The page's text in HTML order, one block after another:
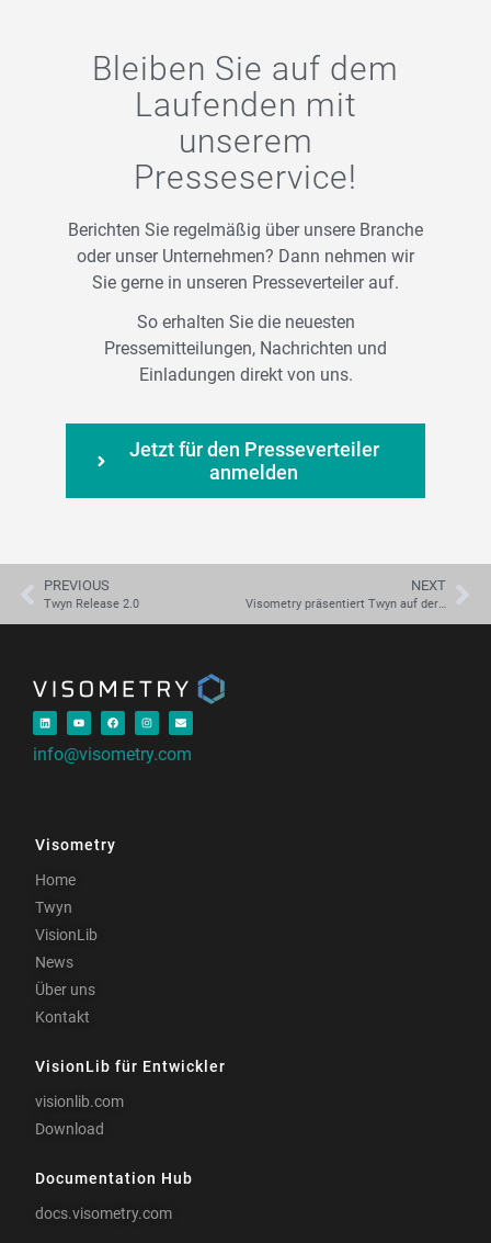
Bleiben Sie auf dem
Laufenden mit
unserem
Presseservice!
Berichten Sie regelmäßig über unsere Branche
oder unser Unternehmen? Dann nehmen wir
Sie gerne in unseren Presseverteiler auf.
So erhalten Sie die neuesten
Pressemitteilungen, Nachrichten und
Einladungen direkt von uns.
Jetzt für den Presseverteiler
anmelden
PREVIOUS
Twyn Release 2.0
NEXT
Visometry präsentiert Twyn auf der Control 2024
info@visometry.com
Visometry
Home
Twyn
VisionLib
News
Über uns
Kontakt
VisionLib für Entwickler
visionlib.com
Download
Documentation Hub
docs.visometry.com